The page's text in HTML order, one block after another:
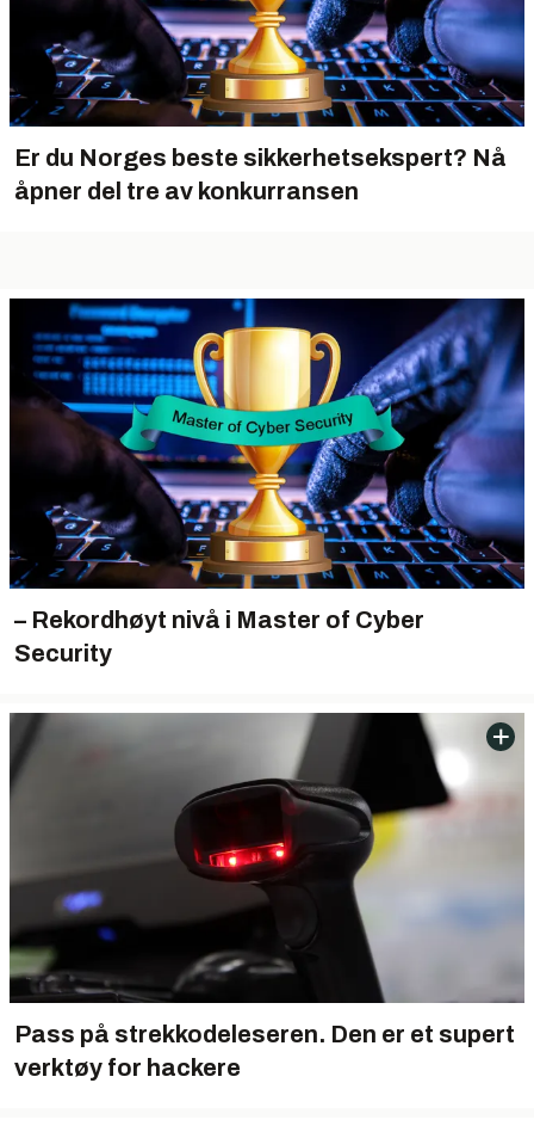
Er du Norges beste sikkerhetsekspert? Nå
åpner del tre av konkurransen
– Rekordhøyt nivå i Master of Cyber
Security
Pass på strekkodeleseren. Den er et supert
verktøy for hackere